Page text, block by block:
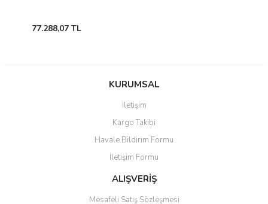
77.288,07 TL
KURUMSAL
İletişim
Kargo Takibi
Havale Bildirim Formu
İletişim Formu
ALIŞVERİŞ
Mesafeli Satış Sözleşmesi